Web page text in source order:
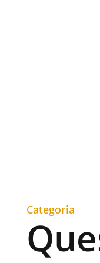
Categoria